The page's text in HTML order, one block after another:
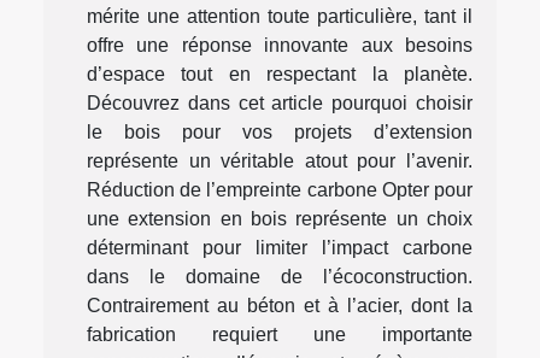
mérite une attention toute particulière, tant il
offre une réponse innovante aux besoins
d’espace tout en respectant la planète.
Découvrez dans cet article pourquoi choisir
le bois pour vos projets d’extension
représente un véritable atout pour l’avenir.
Réduction de l’empreinte carbone Opter pour
une extension en bois représente un choix
déterminant pour limiter l’impact carbone
dans le domaine de l’écoconstruction.
Contrairement au béton et à l’acier, dont la
fabrication requiert une importante